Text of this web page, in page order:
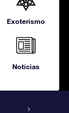
Exoterismo
Notícias